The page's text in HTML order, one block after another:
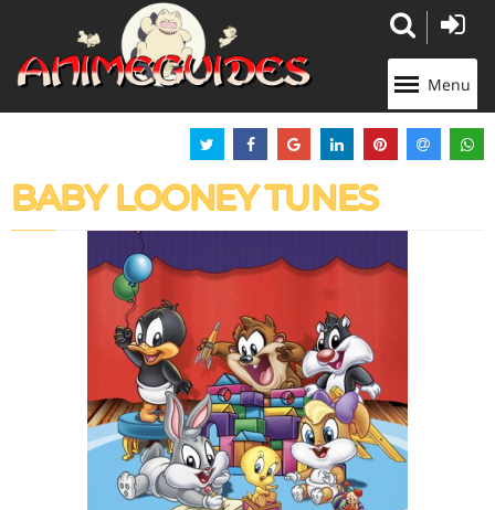
Menu
BABY LOONEY TUNES
Panneau de gestion des cookies